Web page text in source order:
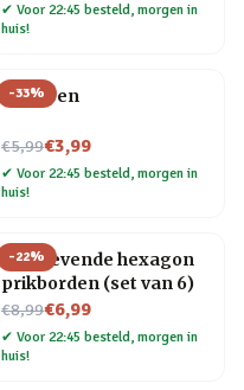
✔ Voor 22:45 besteld, morgen in
huis!
-33%
Veer pen
€5,99
Nu voor€3,99
✔ Voor 22:45 besteld, morgen in
huis!
-22%
Zelfklevende hexagon
prikborden (set van 6)
€8,99
Nu voor€6,99
✔ Voor 22:45 besteld, morgen in
huis!